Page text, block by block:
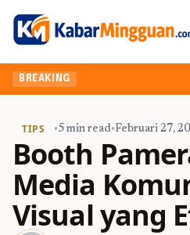
BREAKING
TIPS •5 min read•Februari 27,
Booth
Media
Visual yang